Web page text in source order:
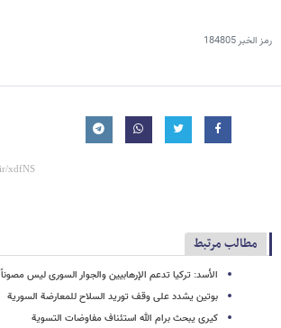
رمز الخبر184805
مطالب مرتبط
الأسد: ترکیا تدعم الإرهابیین والجوار السوری لیس مصوناً
بوتین یشدد على وقف تورید السلاح للمعارضة السوریة
کیری یبحث برام الله استئناف مفاوضات التسویة